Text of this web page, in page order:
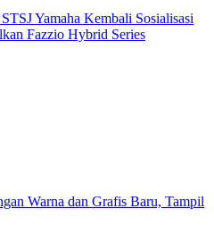
Yamaha Kembali Sosialisasi
Fazzio Hybrid Series
Warna dan Grafis Baru, Tampil